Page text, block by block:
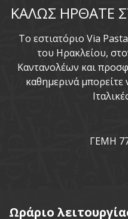
ΚΑΛΩΣ ΗΡΘΑΤΕ
To εστιατόριο Via
του Ηρακλείου,
Καντανολέων και
καθημερινά μπορείτε
ΓΕΜΗ
Ωράριο